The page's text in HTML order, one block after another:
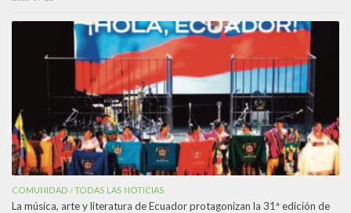
COMUNIDAD /TODAS LAS NOTICIAS
La música, arte y literatura de Ecuador protagonizan la 31ª edición de